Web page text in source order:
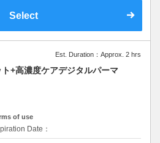
の髪が硬くなるのを防ぎ、柔らかいウェ
ブに仕上がりに。さらにつるりんちょ
TRで美髪感アップ！！ロング料金なし
Select
Est. Duration：Approx. 2 hrs
ト+高濃度ケアデジタルパーマ
of use
Date：